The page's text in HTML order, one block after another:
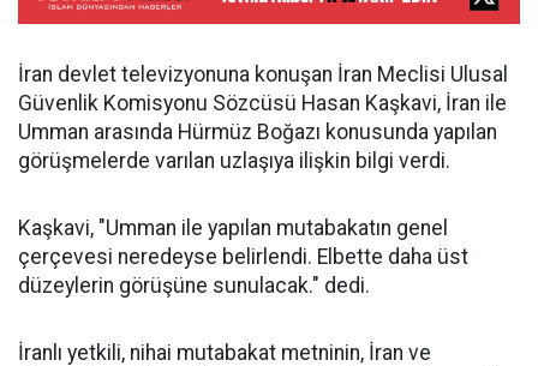
İran devlet televizyonuna konuşan İran Meclisi Ulusal
Güvenlik Komisyonu Sözcüsü Hasan Kaşkavi, İran ile
Umman arasında Hürmüz Boğazı konusunda yapılan
görüşmelerde varılan uzlaşıya ilişkin bilgi verdi.
Kaşkavi, "Umman ile yapılan mutabakatın genel
çerçevesi neredeyse belirlendi. Elbette daha üst
düzeylerin görüşüne sunulacak." dedi.
İranlı yetkili, nihai mutabakat metninin, İran ve